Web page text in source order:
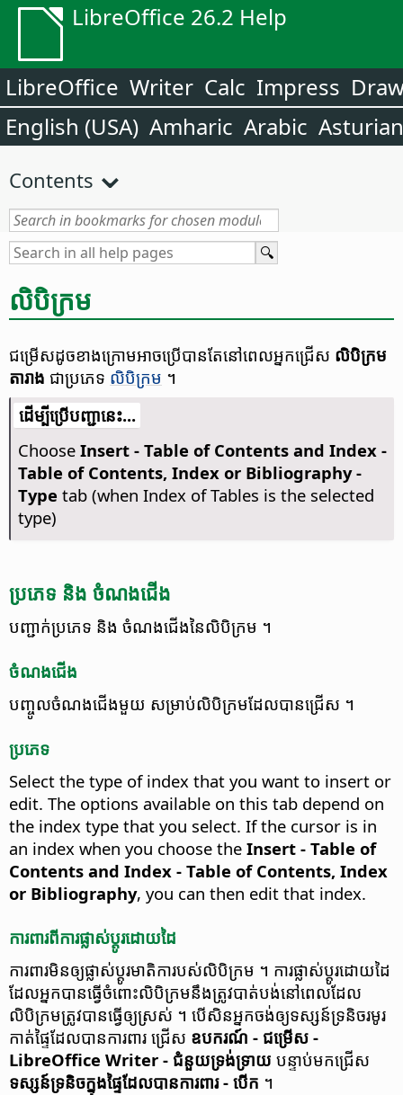
LibreOffice 26.2 Help
LibreOffice Writer Calc Impress
English (USA) Amharic Arabic Asturian
Contents
លិបិក្រម
ជម្រើស​ដូច​ខាង​ក្រោម​អាច​ប្រើ​បាន​​តែ​នៅ​ពេល​អ្នក​ជ្រើស លិបិក្រម​
តារាង ជា​ប្រភេទ លិបិក្រម ។
​​ដើម្បី​ប្រើ​​បញ្ជា​នេះ...
Choose Insert - Table of Contents and Index -
Table of Contents, Index or Bibliography -
Type tab (when Index of Tables is the selected
type)
ប្រភេទ និង ចំណងជើង
បញ្ជាក់​​ប្រភេទ និង ចំណងជើង​នៃ​លិបិក្រម ។
ចំណងជើង
បញ្ចូល​ចំណងជើង​មួយ សម្រាប់​លិបិក្រម​ដែល​បាន​ជ្រើស ។
ប្រភេទ
Select the type of index that you want to insert or
edit. The options available on this tab depend on
the index type that you select. If the cursor is in
an index when you choose the Insert - Table of
Contents and Index - Table of Contents, Index
or Bibliography, you can then edit that index.
ការពារ​ពី​ការ​ផ្លាស់ប្តូរ​ដោយ​ដៃ
ការពារ​មិន​ឲ្យ​ផ្លាស់​ប្តូរ​មាតិកា​របស់​លិបិក្រម​ ។ ការ​ផ្លាស់​ប្តូរ​ដោយ​ដៃ​
ដែល​អ្នក​បាន​ធ្វើ​ចំពោះ​លិបិក្រម​នឹង​ត្រូវ​បាត់បង់​​នៅ​ពេល​ដែល​
លិបិក្រម​ត្រូវ​បាន​ធ្វើ​ឲ្យ​ស្រស់​ ។ បើ​សិន​អ្នក​ចង់​ឲ្យ​ទស្សន៍​ទ្រនិច​រមូរ
កាត់​ផ្ទៃ​ដែល​បាន​ការពារ​ ជ្រើស​ ​ឧបករណ៍​ - ជម្រើស -
LibreOffice Writer - ជំនួយ​ទ្រង់​ទ្រាយ​ បន្ទាប់​មក​ជ្រើស
ទស្សន៍​ទ្រនិច​ក្នុង​ផ្ទៃ​ដែល​បាន​ការពារ​ - បើក ។